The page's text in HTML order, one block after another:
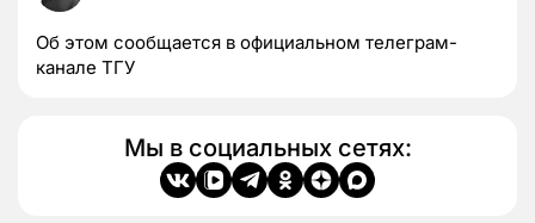
Об этом сообщается в официальном телеграм-
канале ТГУ
Мы в социальных сетях: